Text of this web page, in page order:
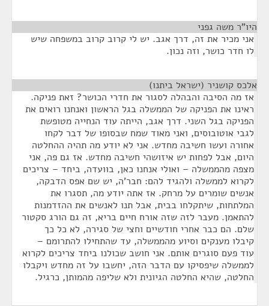
היו"ר משה גפני
אני מכיר את זה, דרך אגב. יש לי קרוב קרוב במשפחה שיש
לו חדר כושר, וזה נכון.
אלכס קושניר (ישראל ביתנו)
אז מה הסיבה והבהלה לסגור את חדרי הכושר? זאת פניקה.
ראינו את הפניקה של הממשלה בגל הראשון ואנחנו רואים את
הפניקה בגל השני. דרך אגב, הייתה עוד הנחייה מטופשת
לגבי אוטובוסים, ואני מאוד שמח שבסופו של דבר לקחו
אחורה ועשו חשיבה מחדש. אני לא יודע מה תהיה ההחלטה
היום, אבל לפחות יש איזושהי חשיבה מחדש. אז גם פה, אני
מצפה מהממשלה – ואולי אנחנו כאן, בוועדה, ביחד – צריכים
לקרוא לממשלה ולהגיד להם: חבר'ה, יש שם אפס הדבקה,
אנשים שומרים על מרחק. אז אתה יודע מה, תסגרו את
המלתחות, שיתקלחו בבית, אבל תנו לאנשים את ההזדמנות
להתאמן. מעבר לזה שזה אורח חיים בריא, זה גם הורג סקטור
שלם. הם כבר אחרי חודשיים וחצי של סגירה, לא כל כך
קיבלו מענקים וסיוע מהממשלה, עד שהתחילו להתרומם –
עוד פעם סוגרים אותם. אני חושב שכולנו ביחד צריכים לקרוא
לממשלה שיפסיקו עם הדבר הזה, יחשבו על זה מחדש ויקבלו
החלטה, שהיא החלטה הגיונית ולא שליפה מהמותן, כרגיל.